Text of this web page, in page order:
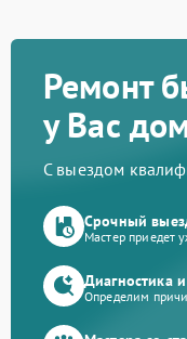
Ремонт
у Вас
С выездом
Срочный
Мастер приедет
Диагностика
Определим